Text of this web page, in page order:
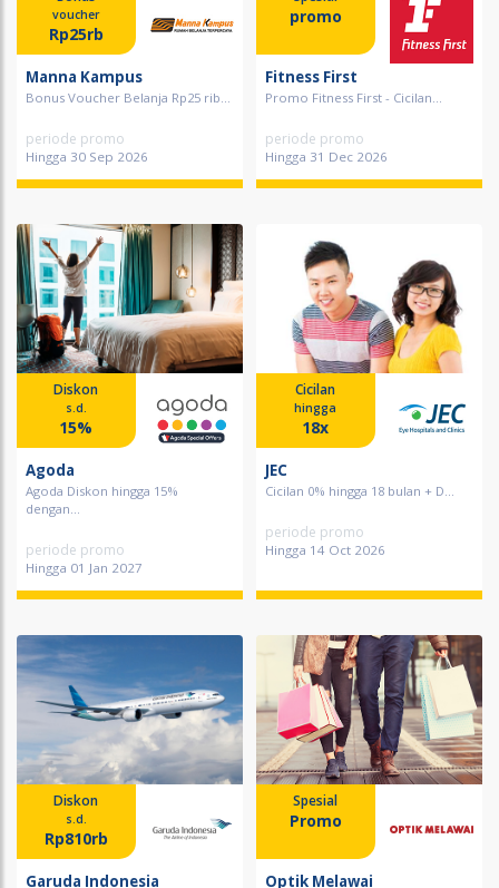
voucher
Rp25rb
Manna Kampus
Bonus Voucher Belanja Rp25 rib...
periode promo
Hingga 30 Sep 2026
promo
Fitness First
Promo Fitness First - Cicilan...
periode promo
Hingga 31 Dec 2026
Diskon
s.d.
15%
Agoda
Agoda Diskon hingga 15%
dengan...
periode promo
Hingga 01 Jan 2027
Cicilan
hingga
18x
JEC
Cicilan 0% hingga 18 bulan + D...
periode promo
Hingga 14 Oct 2026
Diskon
s.d.
Rp810rb
Garuda Indonesia
Spesial
Promo
Optik Melawai